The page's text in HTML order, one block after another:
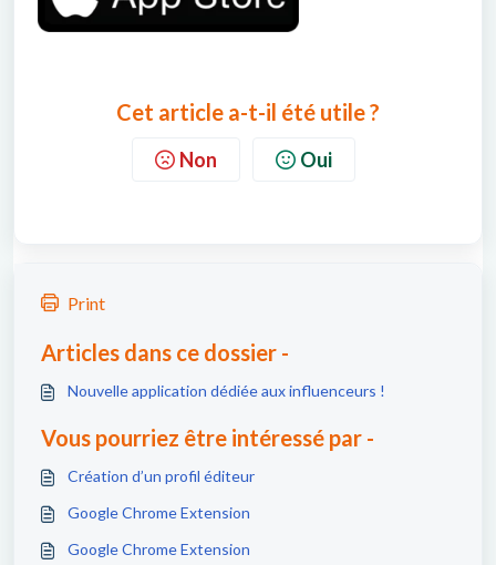
Cet article a-t-il été utile ?
Non Oui
Print
Articles dans ce dossier -
Nouvelle application dédiée aux influenceurs !
Vous pourriez être intéressé par -
Création d’un profil éditeur
Google Chrome Extension
Google Chrome Extension